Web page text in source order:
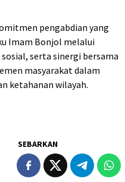
pengabdian yang
Imam Bonjol melalui
serta sinergi bersama
masyarakat dalam
ketahanan wilayah.
SEBARKAN